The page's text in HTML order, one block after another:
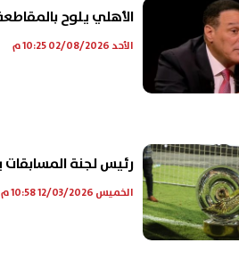
الأهلي يلوح
الأحد 02/08/2026 10:25 م
رئيس لجنة
الخميس 12/03/2026 10:58 م